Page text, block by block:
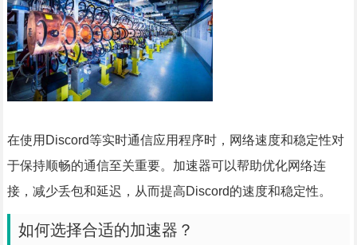
在使用Discord等实时通信应用程序时，网络速度和稳定性对
于保持顺畅的通信至关重要。加速器可以帮助优化网络连
接，减少丢包和延迟，从而提高Discord的速度和稳定性。
如何选择合适的加速器？